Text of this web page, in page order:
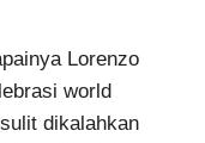
Lorenzo
world
dikalahkan